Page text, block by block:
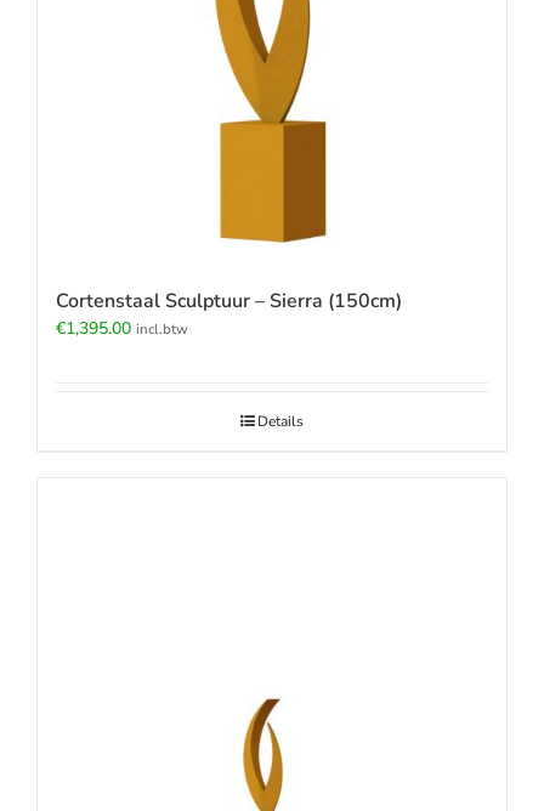
Cortenstaal Sculptuur – Sierra (150cm)
€1,395.00 incl.btw
Details